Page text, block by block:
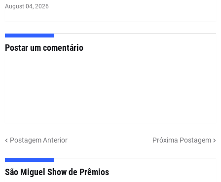
August 04, 2026
Postar um comentário
Postagem Anterior Próxima Postagem
São Miguel Show de Prêmios